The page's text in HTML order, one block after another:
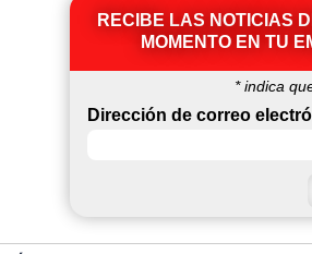
RECIBE LAS NOTICIAS
MOMENTO EN TU
*indica
Dirección de correo